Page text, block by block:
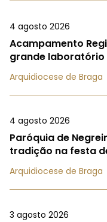
4 agosto 2026
Acampamento
grande laboratório
Arquidiocese de Braga
4 agosto 2026
Paróquia de
tradição na festa
Arquidiocese de Braga
3 agosto 2026